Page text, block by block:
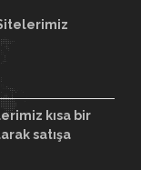
kısa bir
satışa